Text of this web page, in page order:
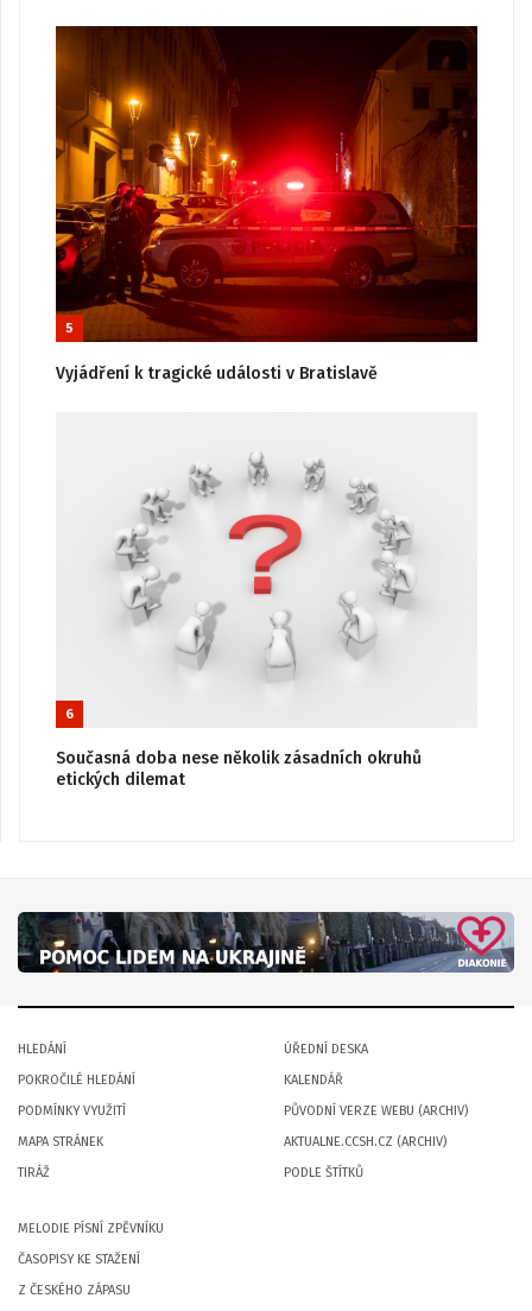
5
Vyjádření k tragické události v Bratislavě
6
Současná doba nese několik zásadních okruhů
etických dilemat
HLEDÁNÍ
POKROČILÉ HLEDÁNÍ
PODMÍNKY VYUŽITÍ
MAPA STRÁNEK
TIRÁŽ
ÚŘEDNÍ DESKA
KALENDÁŘ
PŮVODNÍ VERZE WEBU (ARCHIV)
AKTUALNE.CCSH.CZ (ARCHIV)
PODLE ŠTÍTKŮ
MELODIE PÍSNÍ ZPĚVNÍKU
ČASOPISY KE STAŽENÍ
Z ČESKÉHO ZÁPASU